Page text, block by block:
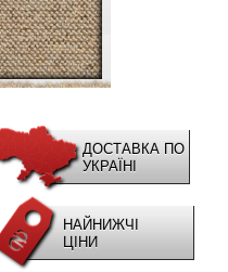
ДОСТАВКА ПО
УКРАЇНІ
НАЙНИЖЧІ
ЦІНИ